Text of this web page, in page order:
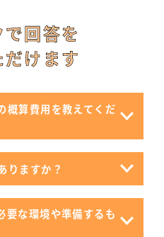
回答を
けます
概算費用を教えてくだ
りますか？
要な環境や準備するも